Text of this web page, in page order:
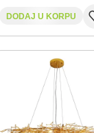
DODAJ U KORPU